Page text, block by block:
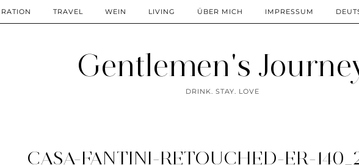
Gentlemen's
DRINK. STAY. LOVE
TRAVEL WEIN LIVING ÜBER MICH IMPRESSUM
CASA-FANTINI-RETOUCHED-ER-